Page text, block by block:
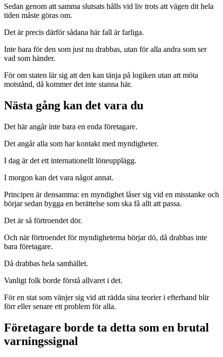
Sedan genom att samma slutsats hålls vid liv trots att vägen dit hela
tiden måste göras om.
Det är precis därför sådana här fall är farliga.
Inte bara för den som just nu drabbas, utan för alla andra som ser
vad som händer.
För om staten lär sig att den kan tänja på logiken utan att möta
motstånd, då kommer det inte stanna här.
Nästa gång kan det vara du
Det här angår inte bara en enda företagare.
Det angår alla som har kontakt med myndigheter.
I dag är det ett internationellt löneupplägg.
I morgon kan det vara något annat.
Principen är densamma: en myndighet låser sig vid en misstanke och
börjar sedan bygga en berättelse som ska få allt att passa.
Det är så förtroendet dör.
Och när förtroendet för myndigheterna börjar dö, då drabbas inte
bara företagare.
Då drabbas hela samhället.
Vanligt folk borde förstå allvaret i det.
För en stat som vänjer sig vid att rädda sina teorier i efterhand blir
förr eller senare ett problem för alla.
Företagare borde ta detta som en brutal
varningssignal